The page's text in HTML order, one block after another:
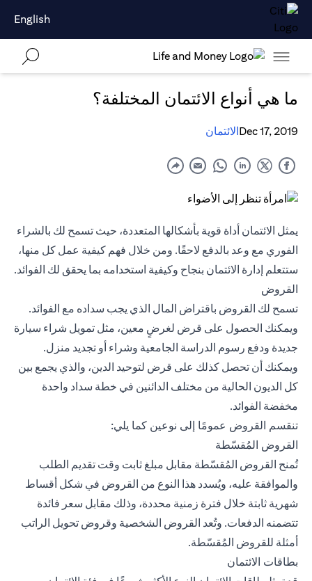
English
ما هي أنواع الائتمان المختلفة؟
Dec 17, 2019الائتمان
يمثل الائتمان أداة قوية بأشكالها المتعددة، حيث تسمح لك بالشراء
الفوري مع وعد بالدفع لاحقًا. ومن خلال فهم كيفية عمل كل منها،
ستتعلم إدارة الائتمان بنجاح وكيفية استخدامه بما يحقق لك الفوائد.
القروض
تسمح لك القروض باقتراض المال الذي يجب سداده مع الفوائد.
ويمكنك الحصول على قرض لغرضٍ معين، مثل تمويل شراء سيارة
جديدة ودفع رسوم الدراسة الجامعية وشراء أو تجديد منزل.
ويمكنك أن تحصل كذلك على قرض لتوحيد الدين، والذي يجمع بين
كل الديون الحالية من مختلف الدائنين في خطة سداد واحدة
مخفضة الفوائد.
تنقسم القروض عمومًا إلى نوعين كما يلي:
القروض المُقسّطة
تُمنح القروض المُقسّطة مقابل مبلغ ثابت وقت تقديم الطلب
والموافقة عليه، ويُسدد هذا النوع من القروض في شكل أقساط
شهرية ثابتة خلال فترة زمنية محددة، وذلك مقابل سعر فائدة
تتضمنه الدفعات. وتُعد القروض الشخصية وقروض تحويل الراتب
أمثلة للقروض المُقسّطة.
بطاقات الائتمان